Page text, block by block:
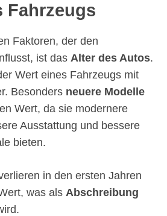
Fahrzeugs
Faktoren, der den
ist das Alter des Autos.
Wert eines Fahrzeugs mit
Besonders neuere Modelle
Wert, da sie modernere
Ausstattung und bessere
bieten.
in den ersten Jahren
was als Abschreibung